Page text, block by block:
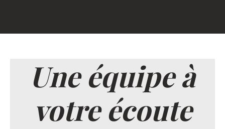
Une équipeà
votre écoute